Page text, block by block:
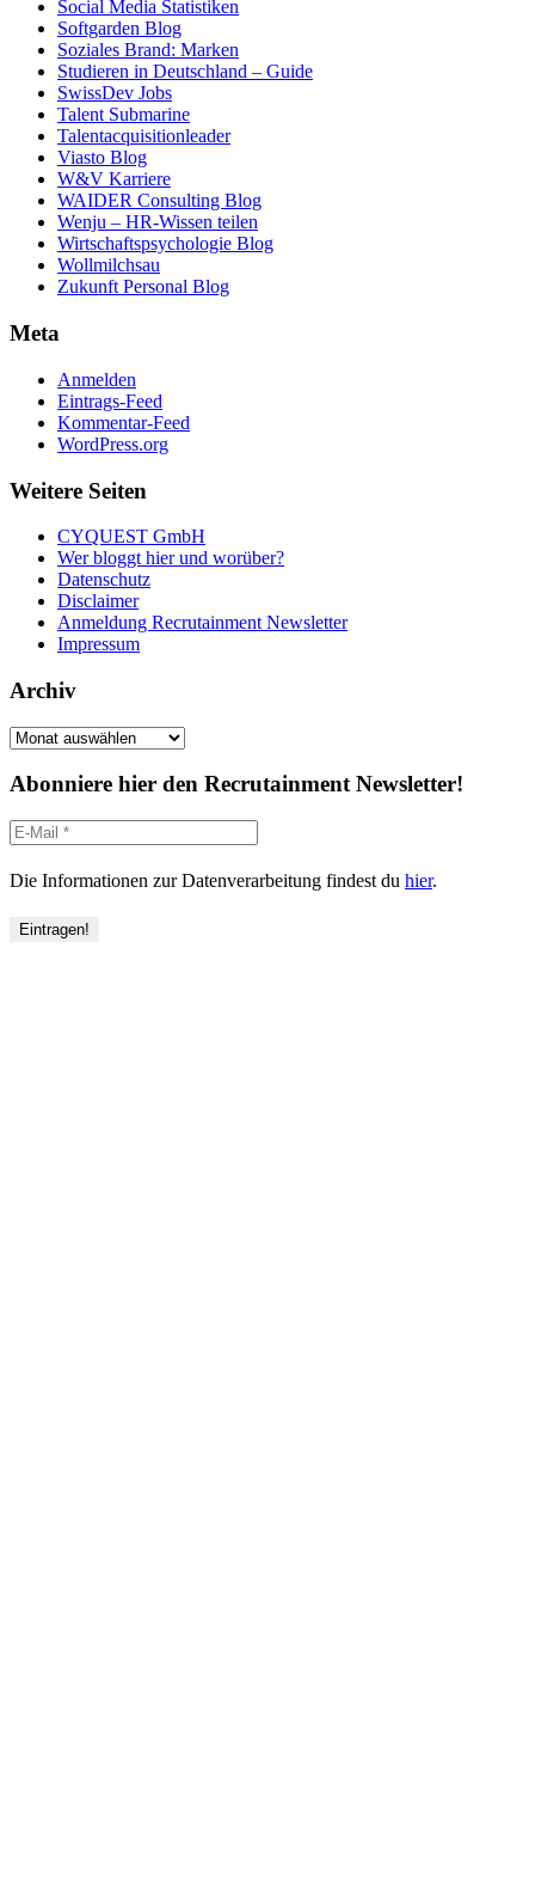
Social Media Statistiken
Softgarden Blog
Soziales Brand: Marken
Studieren in Deutschland – Guide
SwissDev Jobs
Talent Submarine
Talentacquisitionleader
Viasto Blog
W&V Karriere
WAIDER Consulting Blog
Wenju – HR-Wissen teilen
Wirtschaftspsychologie Blog
Wollmilchsau
Zukunft Personal Blog
Meta
Anmelden
Eintrags-Feed
Kommentar-Feed
WordPress.org
Weitere Seiten
CYQUEST GmbH
Wer bloggt hier und worüber?
Datenschutz
Disclaimer
Anmeldung Recrutainment Newsletter
Impressum
Archiv
Archiv
Abonniere hier den Recrutainment Newsletter!
Die Informationen zur Datenverarbeitung findest du hier.